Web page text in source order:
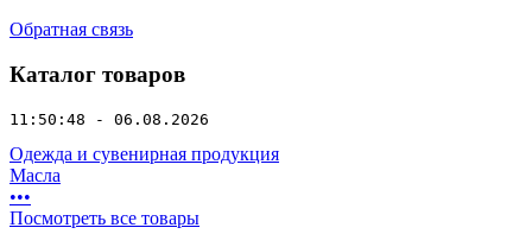
Обратная связь
Каталог товаров
11:50:48 - 06.08.2026
Одежда и сувенирная продукция
Масла
•••
Посмотреть все товары